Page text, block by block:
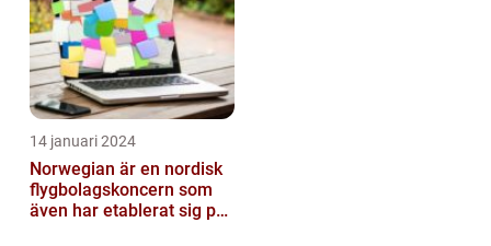
14 januari 2024
Norwegian är en nordisk
flygbolagskoncern som
även har etablerat sig på